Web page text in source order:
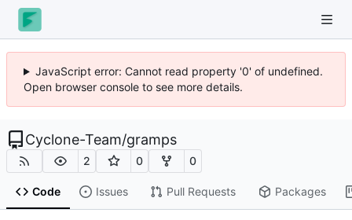
JavaScript error: Cannot read property '0' of undefined.
Open browser console to see more details.
Cyclone-Team/gramps
2 0 0
Code Issues Pull Requests Packages